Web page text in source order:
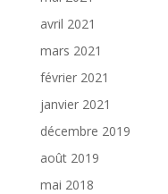
avril 2021
mars 2021
février 2021
janvier 2021
décembre 2019
août 2019
mai 2018